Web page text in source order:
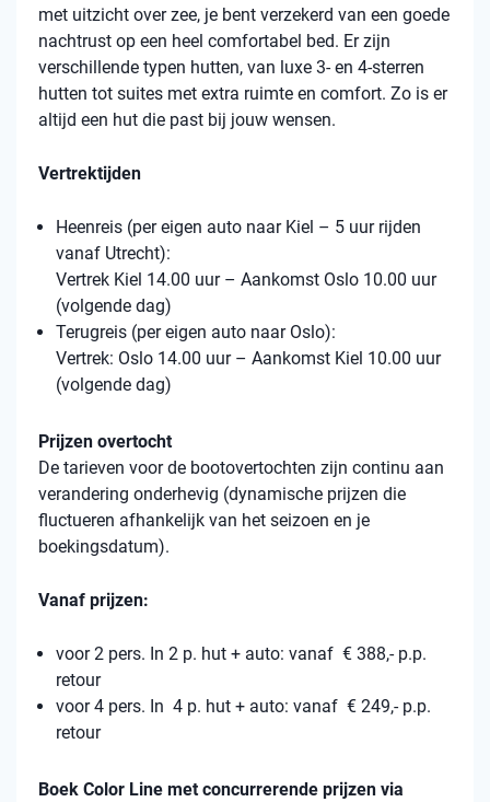
met uitzicht over zee, je bent verzekerd van een goede
nachtrust op een heel comfortabel bed. Er zijn
verschillende typen hutten, van luxe 3- en 4-sterren
hutten tot suites met extra ruimte en comfort. Zo is er
altijd een hut die past bij jouw wensen.
Vertrektijden
Heenreis (per eigen auto naar Kiel – 5 uur rijden
vanaf Utrecht):
Vertrek Kiel 14.00 uur – Aankomst Oslo 10.00 uur
(volgende dag)
Terugreis (per eigen auto naar Oslo):
Vertrek: Oslo 14.00 uur – Aankomst Kiel 10.00 uur
(volgende dag)
Prijzen overtocht
De tarieven voor de bootovertochten zijn continu aan
verandering onderhevig (dynamische prijzen die
fluctueren afhankelijk van het seizoen en je
boekingsdatum).
Vanaf prijzen:
voor 2 pers. In 2 p. hut + auto: vanaf € 388,- p.p.
retour
voor 4 pers. In 4 p. hut + auto: vanaf € 249,- p.p.
retour
Boek Color Line met concurrerende prijzen via